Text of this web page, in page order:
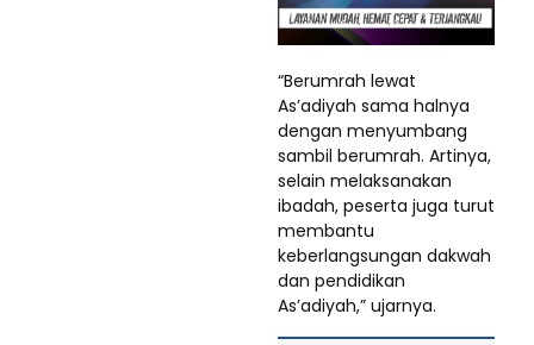
“Berumrah lewat
As’adiyah sama halnya
dengan menyumbang
sambil berumrah. Artinya,
selain melaksanakan
ibadah, peserta juga turut
membantu
keberlangsungan dakwah
dan pendidikan
As’adiyah,” ujarnya.